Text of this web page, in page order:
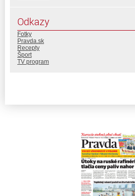
Odkazy
Fotky
Pravda.sk
Recepty
Šport
TV program